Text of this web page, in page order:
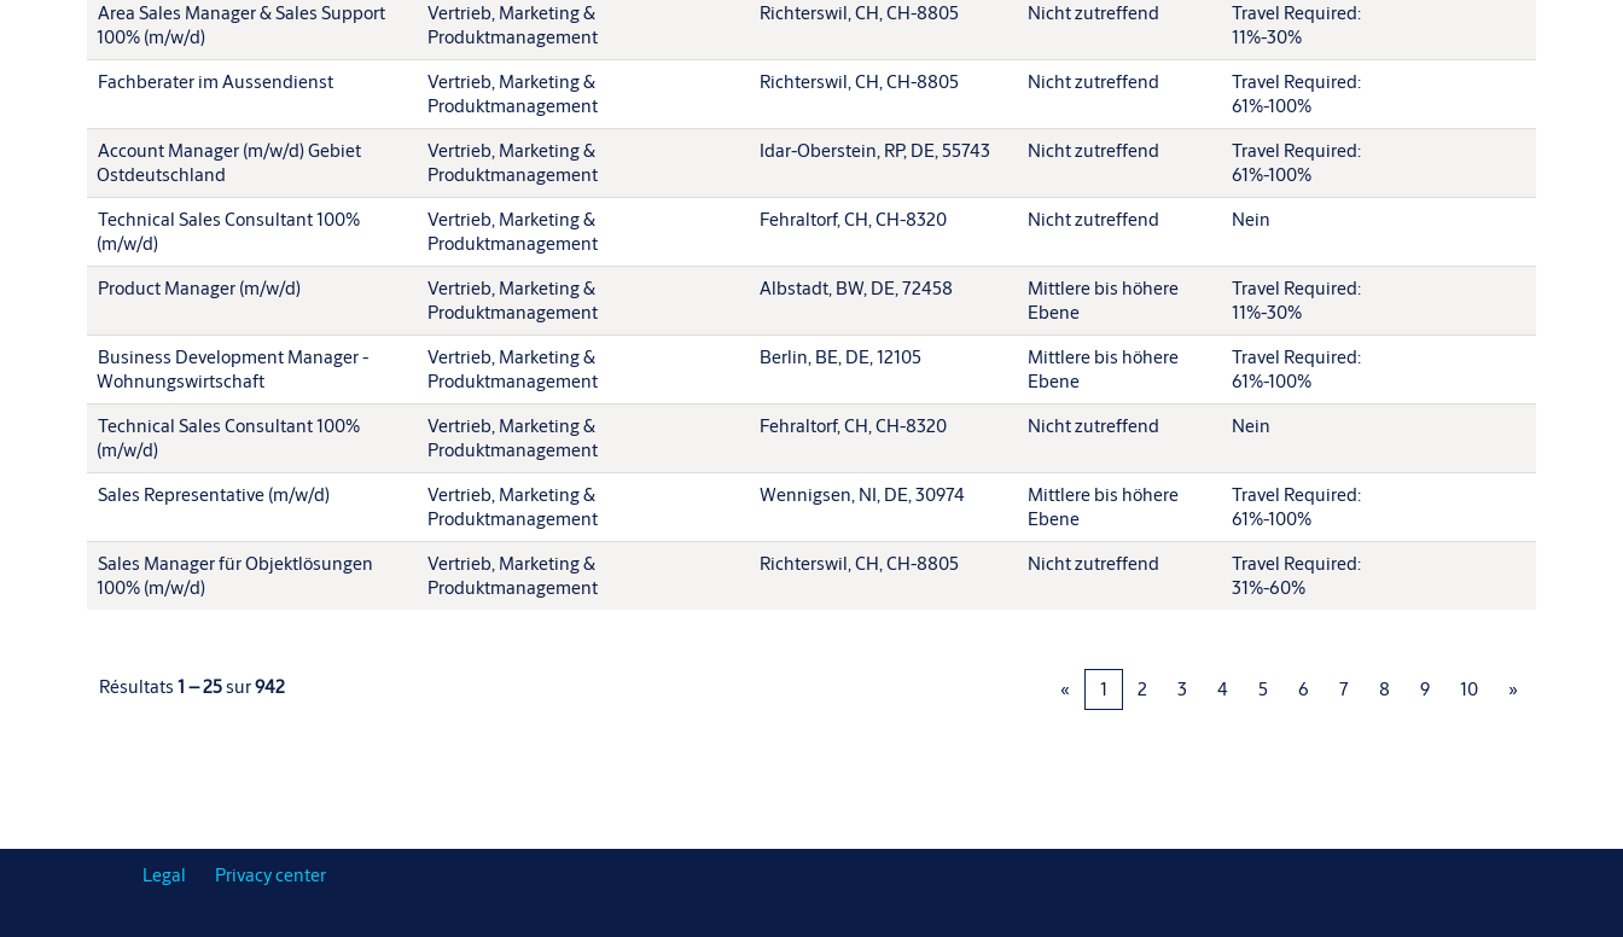
Area Sales Manager & Sales Support
100% (m/w/d)
Vertrieb, Marketing &
Produktmanagement
Richterswil, CH, CH-8805 Nicht zutreffend
Travel Required:
11%-30%
Fachberater im Aussendienst
Vertrieb, Marketing &
Produktmanagement
Richterswil, CH, CH-8805 Nicht zutreffend
Travel Required:
61%-100%
Account Manager (m/w/d) Gebiet
Ostdeutschland
Vertrieb, Marketing &
Produktmanagement
Idar-Oberstein, RP, DE, 55743 Nicht zutreffend
Travel Required:
61%-100%
Technical Sales Consultant 100%
(m/w/d)
Vertrieb, Marketing &
Produktmanagement
Fehraltorf, CH, CH-8320 Nicht zutreffend Nein
Product Manager (m/w/d)
Vertrieb, Marketing &
Produktmanagement
Albstadt, BW, DE, 72458
Mittlere bis höhere
Ebene
Travel Required:
11%-30%
Business Development Manager -
Wohnungswirtschaft
Vertrieb, Marketing &
Produktmanagement
Berlin, BE, DE, 12105
Mittlere bis höhere
Ebene
Travel Required:
61%-100%
Technical Sales Consultant 100%
(m/w/d)
Vertrieb, Marketing &
Produktmanagement
Fehraltorf, CH, CH-8320 Nicht zutreffend Nein
Sales Representative (m/w/d)
Vertrieb, Marketing &
Produktmanagement
Wennigsen, NI, DE, 30974
Mittlere bis höhere
Ebene
Travel Required:
61%-100%
Sales Manager für Objektlösungen
100% (m/w/d)
Vertrieb, Marketing &
Produktmanagement
Richterswil, CH, CH-8805 Nicht zutreffend
Travel Required:
31%-60%
Résultats 1 – 25sur942 « 1 2 3 4 5 6 7 8 9 10 »
Legal Privacy center